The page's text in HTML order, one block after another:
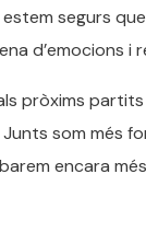
segurs
d’emocions i
pròxims
som més
encara